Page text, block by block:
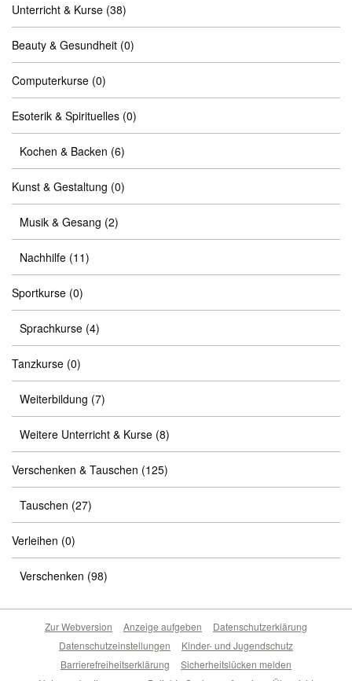
Unterricht & Kurse (38)
Beauty & Gesundheit (0)
Computerkurse (0)
Esoterik & Spirituelles (0)
Kochen & Backen (6)
Kunst & Gestaltung (0)
Musik & Gesang (2)
Nachhilfe (11)
Sportkurse (0)
Sprachkurse (4)
Tanzkurse (0)
Weiterbildung (7)
Weitere Unterricht & Kurse (8)
Verschenken & Tauschen (125)
Tauschen (27)
Verleihen (0)
Verschenken (98)
Zur Webversion Anzeige aufgeben
Datenschutzerklärung
Datenschutzeinstellungen
Kinder- und Jugendschutz
Barrierefreiheitserklärung
Sicherheitslücken melden